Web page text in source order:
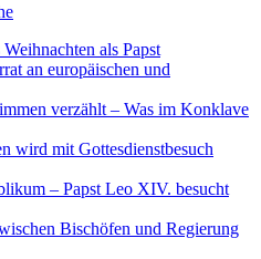
als Papst
an europäischen und
verzählt – Was im Konklave
wird mit Gottesdienstbesuch
– Papst Leo XIV. besucht
Bischöfen und Regierung